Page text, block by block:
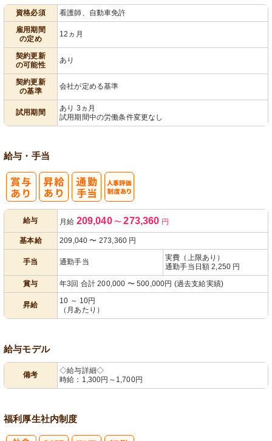
資格必須
看護師、自動車免許
雇用期間
の定め
12ヵ月
契約更新
の可能性
あり
契約更新
の基準
会社が定める基準
試用期間
あり 3ヵ月
試用期間中の労働条件変更なし
給与・手当
給与 月給 209,040 〜 273,360 円
基本給 209,040 〜 273,360 円
手当 通勤手当
実費（上限あり）
通勤手当日額 2,250 円
賞与
年3回 合計 200,000 〜 500,000円 (過去支給実績)
昇給
10 ～ 10円
（月あたり）
給与モデル
備考
◇給与詳細◇
時給：1,300円～1,700円
福利厚生社内制度